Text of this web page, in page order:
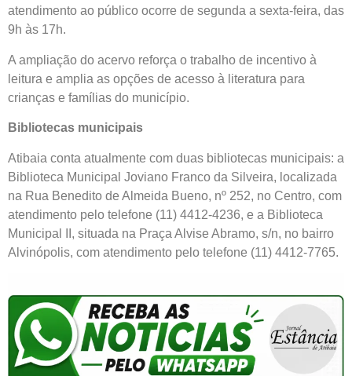
atendimento ao público ocorre de segunda a sexta-feira, das
9h às 17h.
A ampliação do acervo reforça o trabalho de incentivo à
leitura e amplia as opções de acesso à literatura para
crianças e famílias do município.
Bibliotecas municipais
Atibaia conta atualmente com duas bibliotecas municipais: a
Biblioteca Municipal Joviano Franco da Silveira, localizada
na Rua Benedito de Almeida Bueno, nº 252, no Centro, com
atendimento pelo telefone (11) 4412-4236, e a Biblioteca
Municipal II, situada na Praça Alvise Abramo, s/n, no bairro
Alvinópolis, com atendimento pelo telefone (11) 4412-7765.